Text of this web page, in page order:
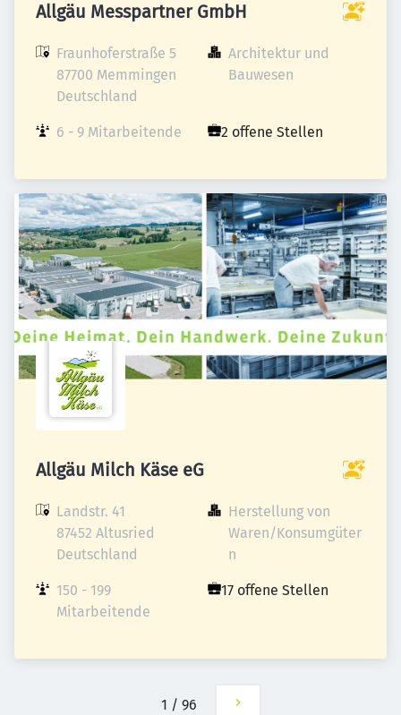
Allgäu Messpartner GmbH
Fraunhoferstraße 5
87700 Memmingen
Deutschland
Architektur und
Bauwesen
6 - 9 Mitarbeitende 2 offene Stellen
Allgäu Milch Käse eG
Landstr. 41
87452 Altusried
Deutschland
Herstellung von
Waren/Konsumgüter
n
150 - 199
Mitarbeitende
17 offene Stellen
1 / 96